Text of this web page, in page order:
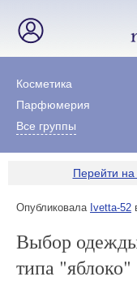
Косметика
Парфюмерия
Все группы
Перейти
Опубликовала Ivetta-52
Выбор
типа "яблоко"